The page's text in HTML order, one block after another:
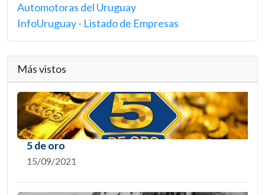
Automotoras del Uruguay
InfoUruguay - Listado de Empresas
Más vistos
5 de oro
15/09/2021